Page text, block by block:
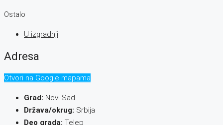
Ostalo
U izgradnji
Adresa
Otvori na Google mapama
Grad: Novi Sad
Država/okrug: Srbija
Deo grada: Telep